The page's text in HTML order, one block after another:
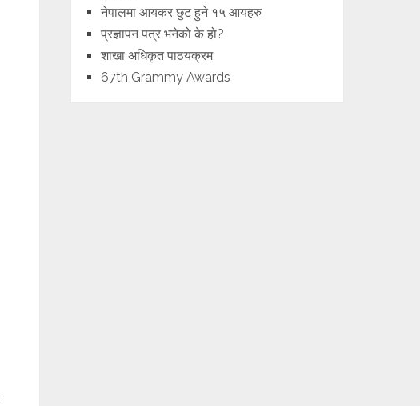
नेपालमा आयकर छुट हुने १५ आयहरु
प्रज्ञापन पत्र भनेको के हो?
शाखा अधिकृत पाठयक्रम
67th Grammy Awards